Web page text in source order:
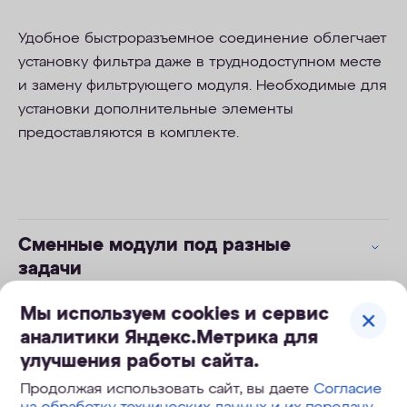
Удобное быстроразъемное соединение облегчает
установку фильтра даже в труднодоступном месте
и замену фильтрующего модуля. Необходимые для
установки дополнительные элементы
предоставляются в комплекте.
Сменные модули под разные
задачи
Новый уровень качества жизни
Мы используем cookies и сервис
аналитики Яндекс.Метрика для
улучшения работы сайта.
Продолжая использовать сайт, вы даетеСогласие